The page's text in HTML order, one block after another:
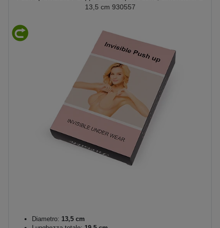
13,5 cm 930557
Diametro: 13,5 cm